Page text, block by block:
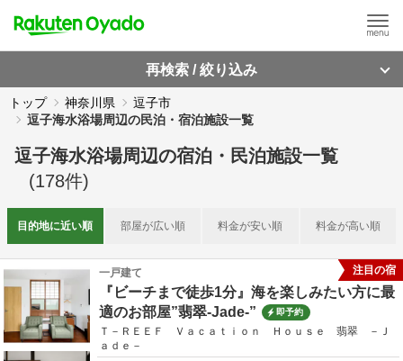
再検索 / 絞り込み
トップ 神奈川県
逗子市
逗子海水浴場周辺の民泊・宿泊施設一覧
逗子海水浴場周辺の宿泊・民泊施設一覧
(178件)
目的地に近い順 部屋が広い順 料金が安い順 料金が高い順
一戸建て
『ビーチまで徒歩1分』海を楽しみたい方に最
適のお部屋”翡翠-Jade-”
即予約
Ｔ－ＲＥＥＦ Ｖａｃａｔｉｏｎ Ｈｏｕｓｅ 翡翠 －Ｊ
ａｄｅ－
注目の宿